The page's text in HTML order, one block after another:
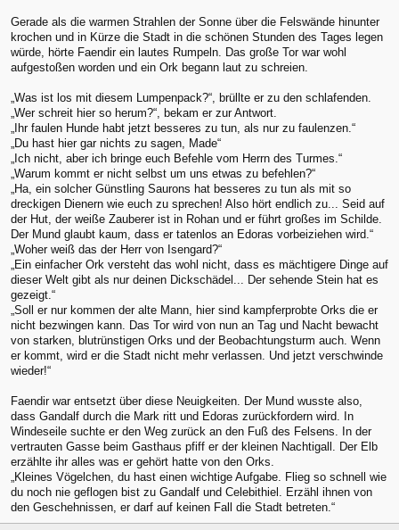
Gerade als die warmen Strahlen der Sonne über die Felswände hinunter
krochen und in Kürze die Stadt in die schönen Stunden des Tages legen
würde, hörte Faendir ein lautes Rumpeln. Das große Tor war wohl
aufgestoßen worden und ein Ork begann laut zu schreien.
„Was ist los mit diesem Lumpenpack?“, brüllte er zu den schlafenden.
„Wer schreit hier so herum?“, bekam er zur Antwort.
„Ihr faulen Hunde habt jetzt besseres zu tun, als nur zu faulenzen.“
„Du hast hier gar nichts zu sagen, Made“
„Ich nicht, aber ich bringe euch Befehle vom Herrn des Turmes.“
„Warum kommt er nicht selbst um uns etwas zu befehlen?“
„Ha, ein solcher Günstling Saurons hat besseres zu tun als mit so
dreckigen Dienern wie euch zu sprechen! Also hört endlich zu... Seid auf
der Hut, der weiße Zauberer ist in Rohan und er führt großes im Schilde.
Der Mund glaubt kaum, dass er tatenlos an Edoras vorbeiziehen wird.“
„Woher weiß das der Herr von Isengard?“
„Ein einfacher Ork versteht das wohl nicht, dass es mächtigere Dinge auf
dieser Welt gibt als nur deinen Dickschädel... Der sehende Stein hat es
gezeigt.“
„Soll er nur kommen der alte Mann, hier sind kampferprobte Orks die er
nicht bezwingen kann. Das Tor wird von nun an Tag und Nacht bewacht
von starken, blutrünstigen Orks und der Beobachtungsturm auch. Wenn
er kommt, wird er die Stadt nicht mehr verlassen. Und jetzt verschwinde
wieder!“
Faendir war entsetzt über diese Neuigkeiten. Der Mund wusste also,
dass Gandalf durch die Mark ritt und Edoras zurückfordern wird. In
Windeseile suchte er den Weg zurück an den Fuß des Felsens. In der
vertrauten Gasse beim Gasthaus pfiff er der kleinen Nachtigall. Der Elb
erzählte ihr alles was er gehört hatte von den Orks.
„Kleines Vögelchen, du hast einen wichtige Aufgabe. Flieg so schnell wie
du noch nie geflogen bist zu Gandalf und Celebithiel. Erzähl ihnen von
den Geschehnissen, er darf auf keinen Fall die Stadt betreten.“